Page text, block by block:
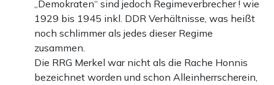
„Demokraten“ sind jedoch Regimeverbrecher ! wie
1929 bis 1945 inkl. DDR Verhältnisse, was heißt
noch schlimmer als jedes dieser Regime
zusammen.
Die RRG Merkel war nicht als die Rache Honnis
bezeichnet worden und schon Alleinherrscherein,